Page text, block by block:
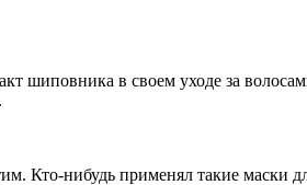
шиповника в своем уходе за
Кто-нибудь применял такие